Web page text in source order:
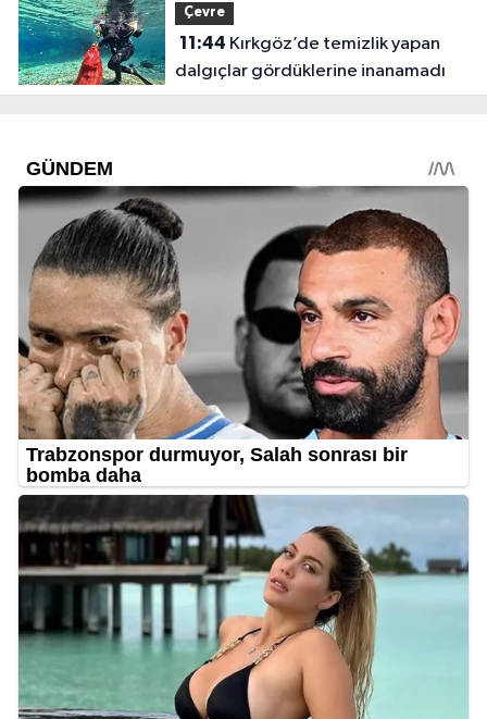
Çevre
11:44
dalgıçlar gördüklerine inanamadı